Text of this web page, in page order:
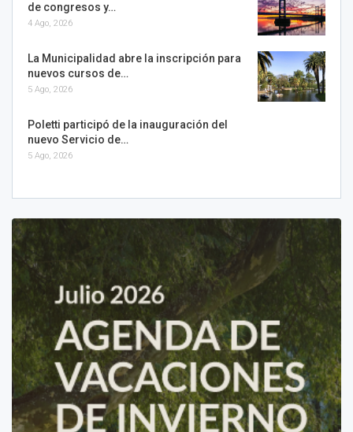
de congresos y…
4 Ago, 2026
La Municipalidad abre la inscripción para
nuevos cursos de…
5 Ago, 2026
Poletti participó de la inauguración del
nuevo Servicio de…
5 Ago, 2026